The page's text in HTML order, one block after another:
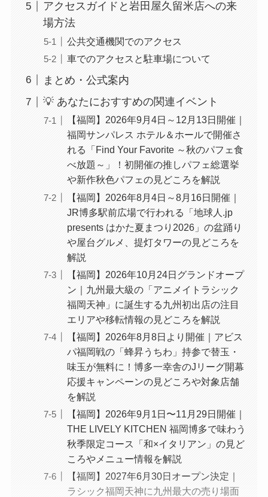
アクセスガイドと岩田屋久留米店への来
場方法
公共交通機関でのアクセス
車でのアクセスと駐車場について
まとめ・公式案内
💡 あなたにおすすめの関連イベント
【福岡】2026年9月4日～12月13日開催｜
福岡サンパレス ホテル＆ホールで開催さ
れる「Find Your Favorite ～秋のパフェ食
べ放題～」！初開催の推しパフェ総選挙
や新作秋色パフェの見どころを解説
【福岡】2026年8月4日～8月16日開催｜
JR博多駅前広場で行われる「地球人.jp
presents はかた夏まつり2026」の盆踊り
や屋台グルメ、提灯タワーの見どころを
解説
【福岡】2026年10月24日グランドオープ
ン｜九州最大級の「アニメイトラシック
福岡天神」に誕生する九州初出店の注目
エリアや移転情報の見どころを解説
【福岡】2026年8月8日より開催｜アビス
パ福岡戦の「蜂昇うちわ」持参で替玉・
味玉が無料に！博多一幸舎のJリーグ開幕
応援キャンペーンの見どころや対象店舗
を解説
【福岡】2026年9月1日〜11月29日開催｜
THE LIVELY KITCHEN 福岡博多で味わう
秋季限定コース「和×イタリアン」の見ど
ころやメニュー情報を解説
【福岡】2027年6月30日オープン決定｜
ラシック福岡天神に九州最大の売り場面